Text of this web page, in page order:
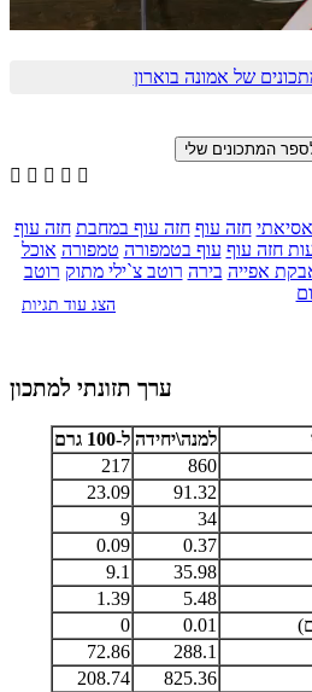
של אמונה בוארון
    
חזה עוף חזה עוף במחבת חזה עוף
חזה עוף עוף בטמפורה טמפורה אוכל
אפייה בירה רוטב צ`ילי מתוק רוטב
הצג עוד תגיות
ערך תזונתי למתכון
למנה\יחידה ל-100 גרם
860
217
91.32
23.09
34
9
0.37
0.09
35.98
9.1
5.48
1.39
0.01
0
288.1
72.86
825.36
208.74